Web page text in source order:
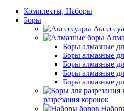
Комплекты, Наборы
Боры
Боры алмазные
Боры алмазные
Боры алмазные
Боры алмазные
Боры алмазные
разрезания коронок